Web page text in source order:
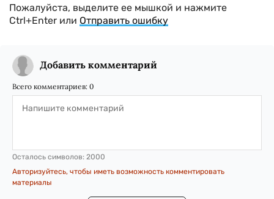
Пожалуйста, выделите ее мышкой и нажмите
Ctrl+Enter или Отправить ошибку
Добавить комментарий
Всего комментариев: 0
Осталось символов: 2000
Авторизуйтесь, чтобы иметь возможность комментировать
материалы